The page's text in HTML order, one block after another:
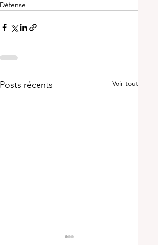
Défense
Posts récents Voir tout